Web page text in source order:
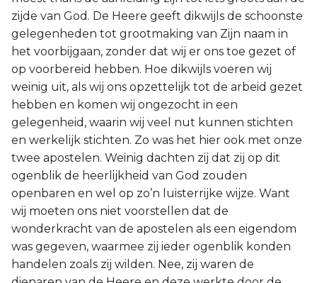
zijde van God. De Heere geeft dikwijls de schoonste
gelegenheden tot grootmaking van Zijn naam in
het voorbijgaan, zonder dat wij er ons toe gezet of
op voorbereid hebben. Hoe dikwijls voeren wij
weinig uit, als wij ons opzettelijk tot de arbeid gezet
hebben en komen wij ongezocht in een
gelegenheid, waarin wij veel nut kunnen stichten
en werkelijk stichten. Zo was het hier ook met onze
twee apostelen. Weinig dachten zij dat zij op dit
ogenblik de heerlijkheid van God zouden
openbaren en wel op zo’n luisterrijke wijze. Want
wij moeten ons niet voorstellen dat de
wonderkracht van de apostelen als een eigendom
was gegeven, waarmee zij ieder ogenblik konden
handelen zoals zij wilden. Nee, zij waren de